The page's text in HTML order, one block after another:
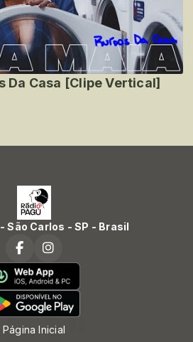
Da Casa [Clipe Vertical]
São Carlos - SP - Brasil
Página Inicial